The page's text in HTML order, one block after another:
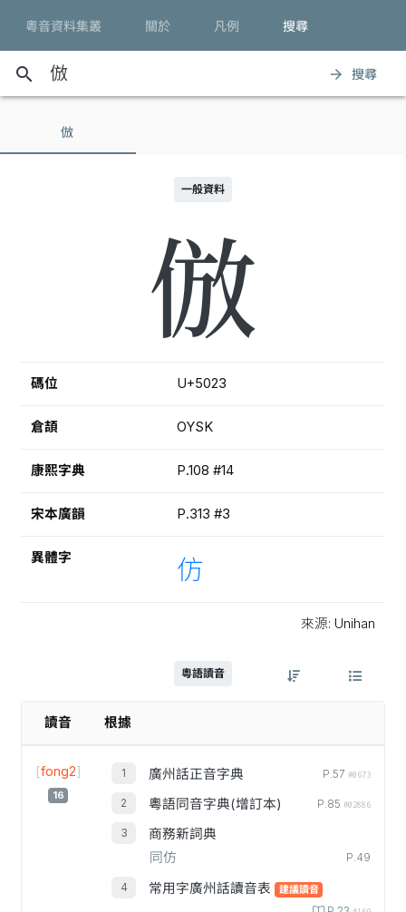
粵音資料集叢 關於 凡例 搜尋
search arrow_forward 搜尋
倣
一般資料
倣
碼位 U+5023
倉頡 OYSK
康熙字典 P.108 #14
宋本廣韻 P.313 #3
異體字 仿
來源: Unihan
粵語讀音
讀音 根據
[fong2]
16
廣州話正音字典 P.57 #0673
粵語同音字典(增訂本) P.85 #02886
商務新詞典
同仿
P.49
常用字廣州話讀音表 建議讀音